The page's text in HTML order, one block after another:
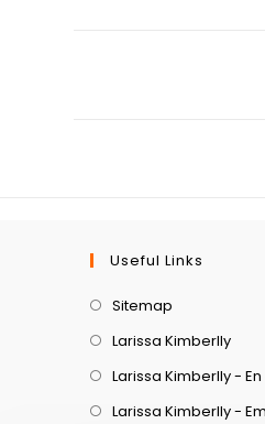
Useful Links
Sitemap
Larissa Kimberlly
Larissa Kimberlly -
Larissa Kimberlly -